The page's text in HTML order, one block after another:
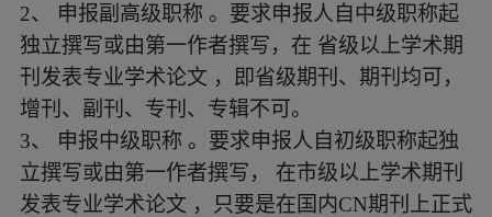
2、 申报副高级职称 。要求申报人自中级职称起
独立撰写或由第一作者撰写，在 省级以上学术期
刊发表专业学术论文 ，即省级期刊、期刊均可，
增刊、副刊、专刊、专辑不可。
3、 申报中级职称 。要求申报人自初级职称起独
立撰写或由第一作者撰写，
在市级以上学术期刊
发表专业学术论文 ，只要是在国内CN期刊上正式